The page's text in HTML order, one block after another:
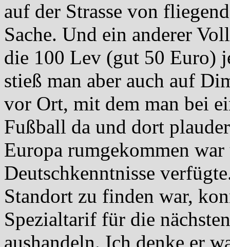
auf der Strasse von
Sache. Und ein anderer
die 100 Lev (gut 50 Euro)
stieß man aber auch auf
vor Ort, mit dem man bei
Fußball da und dort
Europa rumgekommen
Deutschkenntnisse
Standort zu finden war,
Spezialtarif für die
aushandeln. Ich denke er